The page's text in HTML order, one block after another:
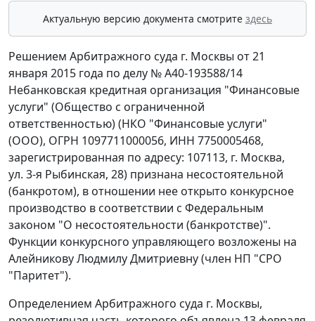
Актуальную версию документа смотрите здесь
Решением Арбитражного суда г. Москвы от 21
января 2015 года по делу № А40-193588/14
Небанковская кредитная организация "Финансовые
услуги" (Общество с ограниченной
ответственностью) (НКО "Финансовые услуги"
(ООО), ОГРН 1097711000056, ИНН 7750005468,
зарегистрированная по адресу: 107113, г. Москва,
ул. 3-я Рыбинская, 28) признана несостоятельной
(банкротом), в отношении нее открыто конкурсное
производство в соответствии с Федеральным
законом "О несостоятельности (банкротстве)".
Функции конкурсного управляющего возложены на
Алейникову Людмилу Дмитриевну (член НП "СРО
"Паритет").
Определением Арбитражного суда г. Москвы,